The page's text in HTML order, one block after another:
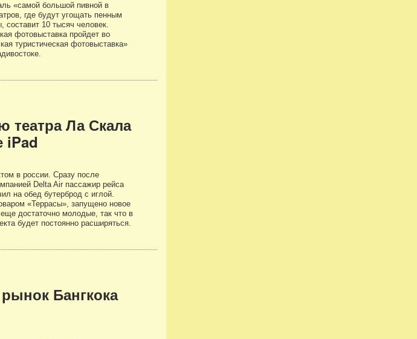
«самой большой пивной в
где будут угощать пенным
составит 10 тысяч человек.
фотовыставка пройдет во
туристическая фотовыставка»
театра Ла Скала
iPad
в россии. Сразу после
Delta Air пассажир рейса
на обед бутерброд с иглой.
«Террасы», запущено новое
достаточно молодые, так что в
будет постоянно расширяться.
Бангкока